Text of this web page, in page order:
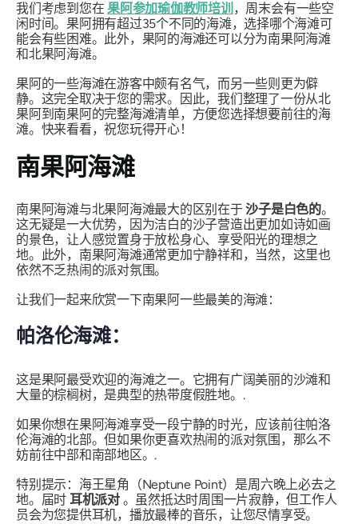
我们考虑到您在果阿参加瑜伽教师培训 ，周末会有一些空
闲时间。果阿拥有超过35个不同的海滩，选择哪个海滩可
能会有些困难。此外，果阿的海滩还可以分为南果阿海滩
和北果阿海滩。
果阿的一些海滩在游客中颇有名气，而另一些则更为僻
静。这完全取决于您的需求。因此，我们整理了一份从北
果阿到南果阿的完整海滩清单，方便您选择想要前往的海
滩。快来看看，祝您玩得开心！
南果阿海滩
南果阿海滩与北果阿海滩最大的区别在于沙子是白色的。
这无疑是一大优势，因为洁白的沙子营造出更加如诗如画
的景色，让人感觉置身于放松身心、享受阳光的理想之
地。此外，南果阿海滩通常更加宁静祥和，当然，这里也
依然不乏热闹的派对氛围。
让我们一起来欣赏一下南果阿一些最美的海滩：
帕洛伦海滩：
这是果阿最受欢迎的海滩之一。它拥有广阔美丽的沙滩和
大量的棕榈树，是典型的热带度假胜地。.
如果你想在果阿海滩享受一段宁静的时光，应该前往帕洛
伦海滩的北部。但如果你更喜欢热闹的派对氛围，那么不
妨前往中部和南部地区。.
特别提示：海王星角（Neptune Point）是周六晚上必去之
地。届时 耳机派对。虽然抵达时周围一片寂静，但工作人
员会为您提供耳机，播放最棒的音乐，让您尽情享受。